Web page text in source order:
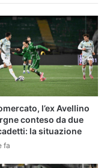
l’ex Avellino
conteso da due
la situazione
fa